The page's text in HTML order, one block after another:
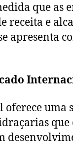
que as
receita e
apresenta
uma